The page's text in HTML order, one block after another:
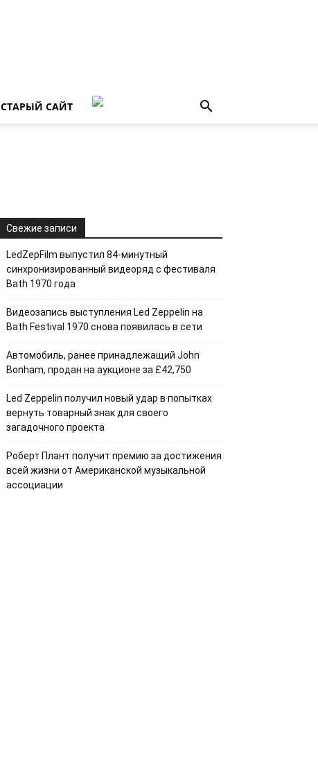
СТАРЫЙ САЙТ
Свежие записи
LedZepFilm выпустил 84-минутный
синхронизированный видеоряд с фестиваля
Bath 1970 года
Видеозапись выступления Led Zeppelin на
Bath Festival 1970 снова появилась в сети
Автомобиль, ранее принадлежащий John
Bonham, продан на аукционе за £42,750
Led Zeppelin получил новый удар в попытках
вернуть товарный знак для своего
загадочного проекта
Роберт Плант получит премию за достижения
всей жизни от Американской музыкальной
ассоциации